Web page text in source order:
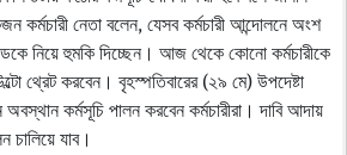
কর্মচারী নেতা বলেন, যেসব কর্মচারী আন্দোলনে অংশ
নিয়ে হুমকি দিচ্ছেন। আজ থেকে কোনো কর্মচারীকে
থ্রেট করবেন। বৃহস্পতিবারের (২৯ মে) উপদেষ্টা
কর্মসূচি পালন করবেন কর্মচারীরা। দাবি আদায়
যাব।